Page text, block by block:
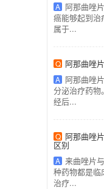
A 阿那曲唑
癌能够起到治
属于...
Q 阿那曲唑
A 阿那曲唑
分泌治疗药物
经后...
Q 阿那曲唑
区别
A 来曲唑片
种药物都是临
治疗...